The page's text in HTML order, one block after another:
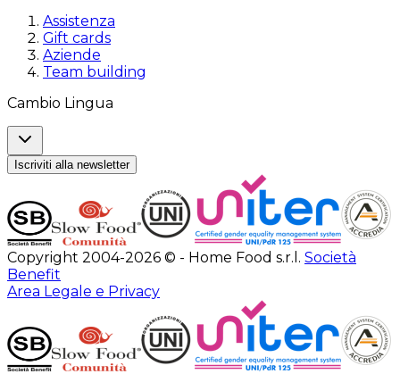
Assistenza
Gift cards
Aziende
Team building
Cambio Lingua
Iscriviti alla newsletter
Copyright 2004-2026 © - Home Food s.r.l. Società
Benefit
Area Legale e Privacy